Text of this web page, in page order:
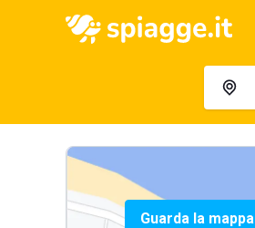
Guarda la mappa